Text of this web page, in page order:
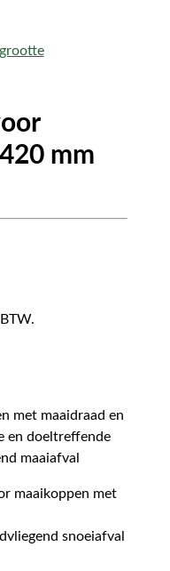
mm
met maaidraad en
en doeltreffende
maaiafval
maaikoppen met
snoeiafval